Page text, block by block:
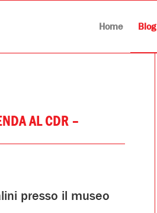
Home Blog
AL CDR –
presso il museo